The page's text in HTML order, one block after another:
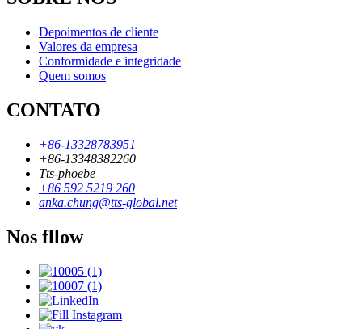
Depoimentos de cliente
Valores da empresa
Conformidade e integridade
Quem somos
CONTATO
+86-13328783951
+86-13348382260
Tts-phoebe
+86 592 5219 260
anka.chung@tts-global.net
Nos fllow